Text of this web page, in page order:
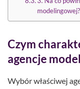
modelingowej?
Czym
agencje
Wybór właściwej